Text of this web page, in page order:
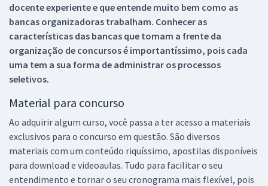
docente experiente e que entende muito bem como as
bancas organizadoras trabalham. Conhecer as
características das bancas que tomam a frente da
organização de concursos é importantíssimo, pois cada
uma tem a sua forma de administrar os processos
seletivos.
Material para concurso
Ao adquirir algum curso, você passa a ter acesso a materiais
exclusivos para o concurso em questão. São diversos
materiais com um conteúdo riquíssimo, apostilas disponíveis
para download e videoaulas. Tudo para facilitar o seu
entendimento e tornar o seu cronograma mais flexível, pois